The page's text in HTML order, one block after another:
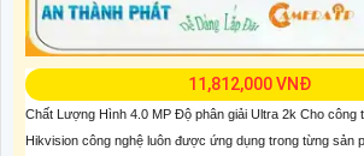
11,812,000 VNĐ
Chất Lượng Hình 4.0 MP Độ phân giải Ultra 2k Cho công
Hikvision công nghệ luôn được ứng dụng trong từng sản